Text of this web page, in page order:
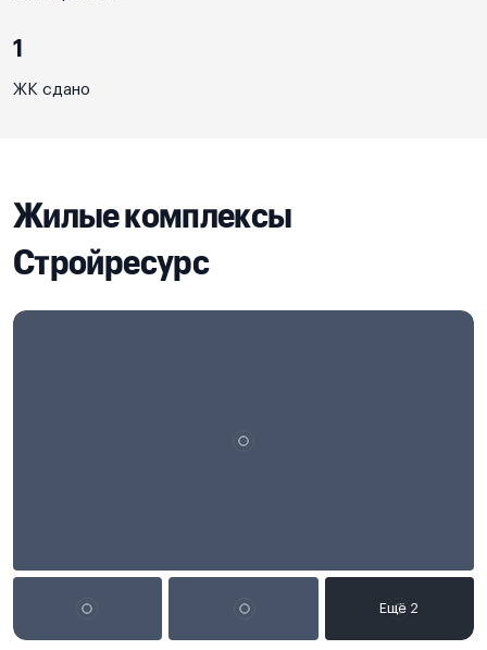
1
ЖК сдано
Жилые комплексы
Стройресурс